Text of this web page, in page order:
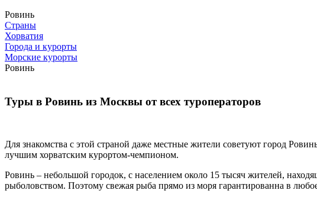
Ровинь
Страны
Хорватия
Города и курорты
Морские курорты
Ровинь
Туры в Ровинь из Москвы от всех туроператоров
Для знакомства с этой страной даже местные жители советуют город
лучшим хорватским курортом-чемпионом.
Ровинь – небольшой городок, с населением около 15 тысяч жителей,
рыболовством. Поэтому свежая рыба прямо из моря гарантированна в